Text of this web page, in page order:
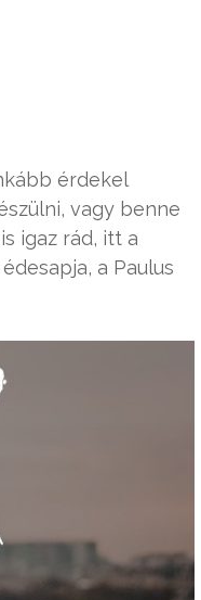
érdekel
vagy benne
igaz rád, itt a
a Paulus